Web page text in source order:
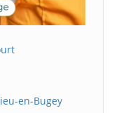
en-Bugey